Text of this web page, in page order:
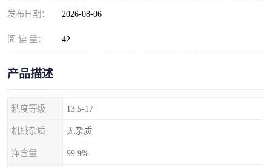
发布日期： 2026-08-06
阅 读 量： 42
产品描述
粘度等级 13.5-17
机械杂质 无杂质
净含量 99.9%